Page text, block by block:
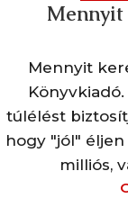
Mennyit
Mennyit
túlélést
hogy "jól"
milliós,